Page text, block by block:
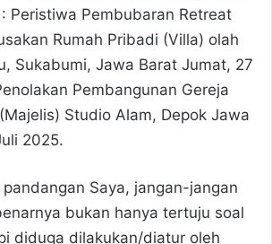
Peristiwa Pembubaran Retreat
Rumah Pribadi (Villa) olah
Sukabumi, Jawa Barat Jumat, 27
Pembangunan Gereja
Studio Alam, Depok Jawa
2025.
Saya, jangan-jangan
bukan hanya tertuju soal
diduga dilakukan/diatur oleh